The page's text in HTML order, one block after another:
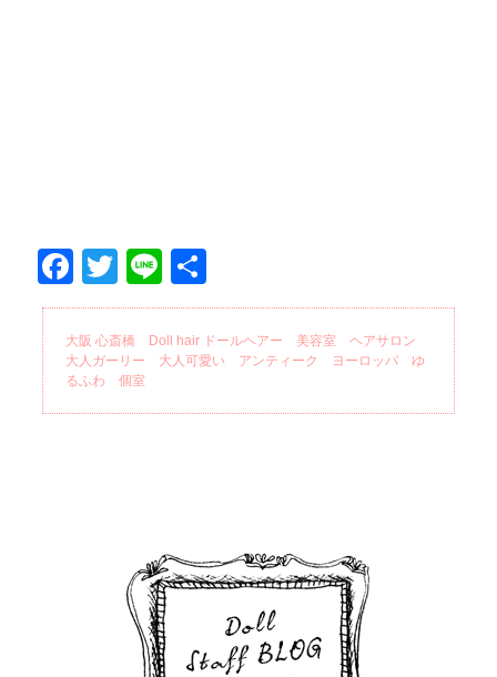
Facebook
Twitter
Line
有
大阪 心斎橋 Doll hair ドールヘアー 美容室 ヘアサロン
大人ガーリー 大人可愛い アンティーク ヨーロッパ ゆ
るふわ 個室